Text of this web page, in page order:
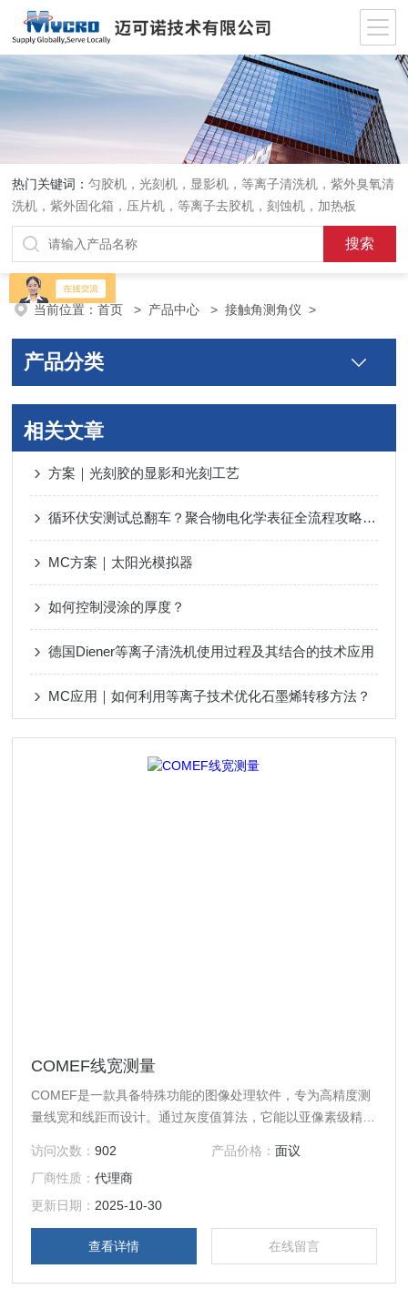
热门关键词：匀胶机，光刻机，显影机，等离子清洗机，紫外臭氧清
洗机，紫外固化箱，压片机，等离子去胶机，刻蚀机，加热板
当前位置：首页 > 产品中心 >接触角测角仪 >
产品分类
相关文章
方案｜光刻胶的显影和光刻工艺
循环伏安测试总翻车？聚合物电化学表征全流程攻略，一步都不能错！
MC方案｜太阳光模拟器
如何控制浸涂的厚度？
德国Diener等离子清洗机使用过程及其结合的技术应用
MC应用｜如何利用等离子技术优化石墨烯转移方法？
COMEF线宽测量
COMEF是一款具备特殊功能的图像处理软件，专为高精度测
量线宽和线距而设计。通过灰度值算法，它能以亚像素级精度
访问次数：902 产品价格： 面议
厂商性质：代理商
更新日期： 2025-10-30
查看详情 在线留言